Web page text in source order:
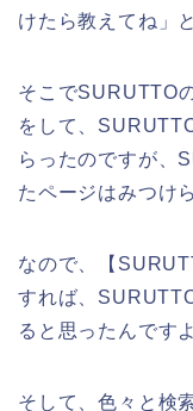
けたら教えてね」
そこでSURUTTO
をして、
らったのですが、
たページはみつけ
なので、【
すれば、
ると思ったんです
そして、色々と検